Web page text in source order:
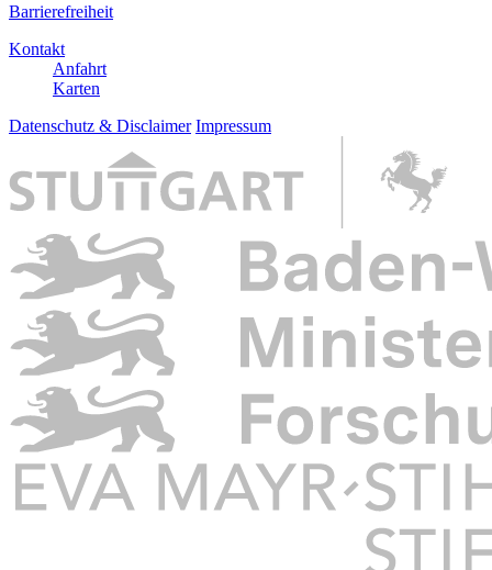
Barrierefreiheit
Kontakt
Anfahrt
Karten
Datenschutz & Disclaimer Impressum